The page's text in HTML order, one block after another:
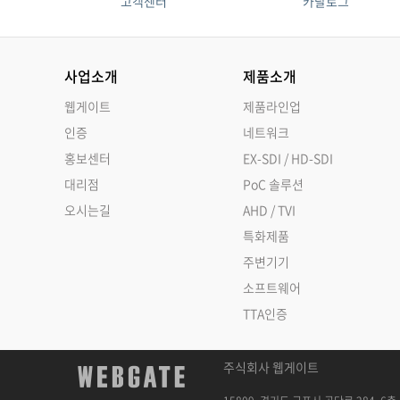
사업소개
웹게이트
인증
홍보센터
대리점
오시는길
제품소개
제품라인업
네트워크
EX-SDI / HD-SDI
PoC 솔루션
AHD / TVI
특화제품
주변기기
소프트웨어
TTA인증
주식회사 웹게이트